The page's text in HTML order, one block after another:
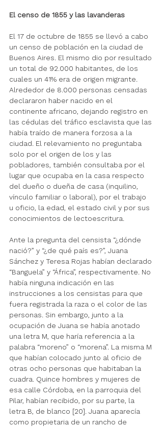
El censo de 1855 y las lavanderas
El 17 de octubre de 1855 se llevó a cabo
un censo de población en la ciudad de
Buenos Aires. El mismo dio por resultado
un total de 92.000 habitantes, de los
cuales un 41% era de origen migrante.
Alrededor de 8.000 personas censadas
declararon haber nacido en el
continente africano, dejando registro en
las cédulas del tráfico esclavista que las
había traído de manera forzosa a la
ciudad. El relevamiento no preguntaba
solo por el origen de los y las
pobladores, también consultaba por el
lugar que ocupaba en la casa respecto
del dueño o dueña de casa (inquilino,
vínculo familiar o laboral), por el trabajo
u oficio, la edad, el estado civil y por sus
conocimientos de lectoescritura.
Ante la pregunta del censista “¿dónde
nació?” y “¿de qué país es?”, Juana
Sánchez y Teresa Rojas habían declarado
“Banguela” y “África”, respectivamente. No
había ninguna indicación en las
instrucciones a los censistas para que
fuera registrada la raza o el color de las
personas. Sin embargo, junto a la
ocupación de Juana se había anotado
una letra M, que haría referencia a la
palabra “moreno” o “morena”. La misma M
que habían colocado junto al oficio de
otras ocho personas que habitaban la
cuadra. Quince hombres y mujeres de
esa calle Córdoba, en la parroquia del
Pilar, habían recibido, por su parte, la
letra B, de blanco [20]. Juana aparecía
como propietaria de un rancho de